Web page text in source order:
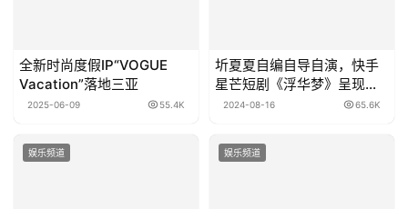
全新时尚度假IP“VOGUE
Vacation”落地三亚
2025-06-09 55.4K
圻夏夏自编自导自演，快手
星芒短剧《浮华梦》呈现异
次元之恋
2024-08-16 65.6K
娱乐频道 娱乐频道